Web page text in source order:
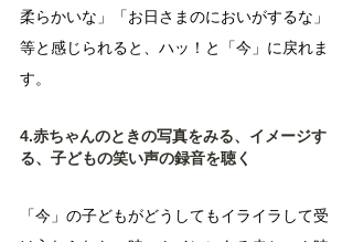
柔らかいな」「お日さまのにおいがするな」
等と感じられると、ハッ！と「今」に戻れま
す。
4.赤ちゃんのときの写真をみる、イメージす
る、子どもの笑い声の録音を聴く
「今」の子どもがどうしてもイライラして受